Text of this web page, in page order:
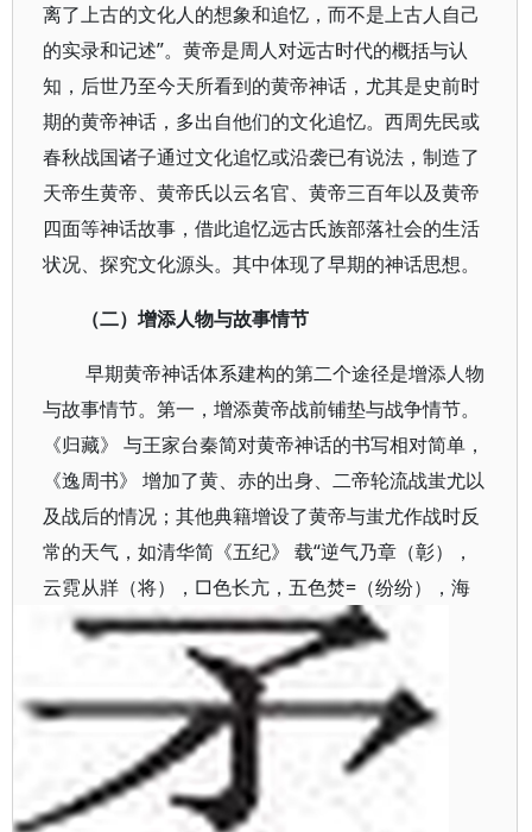
离了上古的文化人的想象和追忆，而不是上古人自己
的实录和记述”。黄帝是周人对远古时代的概括与认
知，后世乃至今天所看到的黄帝神话，尤其是史前时
期的黄帝神话，多出自他们的文化追忆。西周先民或
春秋战国诸子通过文化追忆或沿袭已有说法，制造了
天帝生黄帝、黄帝氏以云名官、黄帝三百年以及黄帝
四面等神话故事，借此追忆远古氏族部落社会的生活
状况、探究文化源头。其中体现了早期的神话思想。
（二）增添人物与故事情节
早期黄帝神话体系建构的第二个途径是增添人物
与故事情节。第一，增添黄帝战前铺垫与战争情节。
《归藏》 与王家台秦简对黄帝神话的书写相对简单，
《逸周书》 增加了黄、赤的出身、二帝轮流战蚩尤以
及战后的情况；其他典籍增设了黄帝与蚩尤作战时反
常的天气，如清华简《五纪》 载“逆气乃章（彰），
云霓从牂（将），□色长亢，五色焚=（纷纷），海